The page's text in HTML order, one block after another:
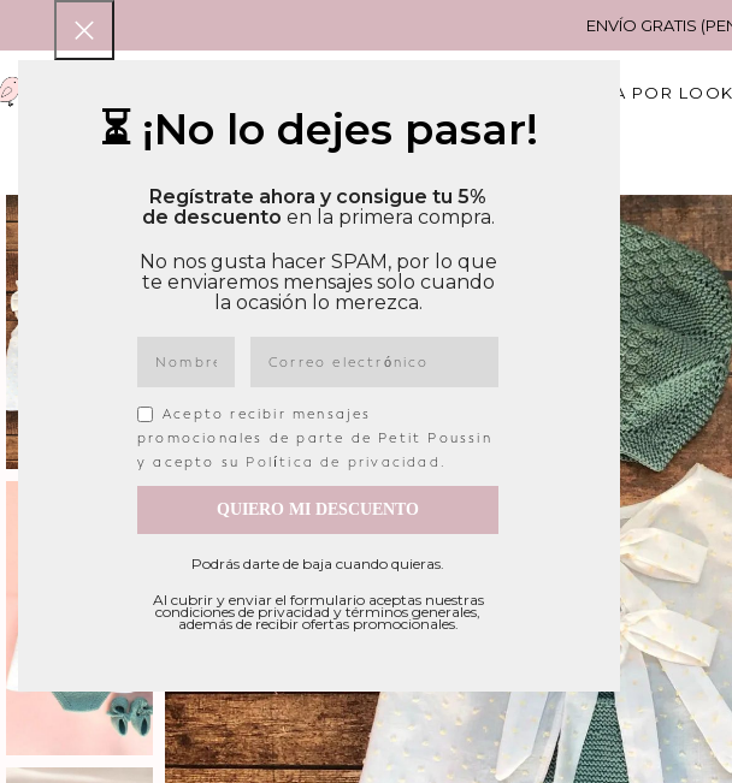
⏳ ¡No lo dejes pasar!
Regístrate ahora y consigue tu 5%
de descuento en la primera compra.
No nos gusta hacer SPAM, por lo que
te enviaremos mensajes solo cuando
la ocasión lo merezca.
Acepto recibir mensajes
promocionales de parte de Petit Poussin
y acepto su Política de privacidad .
QUIERO MI DESCUENTO
Podrás darte de baja cuando quieras.
Al cubrir y enviar el formulario aceptas nuestras
condiciones de privacidad y términos generales,
además de recibir ofertas promocionales.
ENVÍO GRATIS
COMPRA POR LOOK